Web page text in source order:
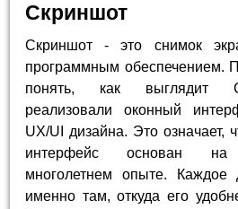
Скриншот
Скриншот - это снимок
программным обеспечением.
понять, как выглядит
реализовали оконный
UX/UI дизайна. Это означает,
интерфейс основан на
многолетнем опыте. Каждое
именно там, откуда его